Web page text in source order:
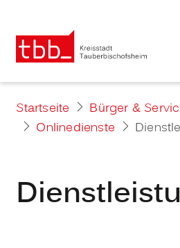
Startseite Bürger &
Onlinedienste